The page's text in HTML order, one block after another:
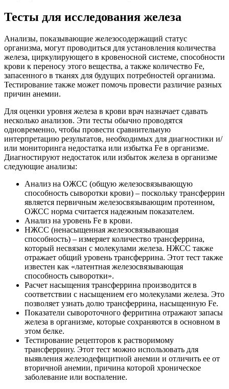
Тесты для исследования железа
Анализы, показывающие железосодержащий статус
организма, могут проводиться для установления количества
железа, циркулирующего в кровеносной системе, способности
крови к переносу этого вещества, а также количество Fe,
запасенного в тканях для будущих потребностей организма.
Тестирование также может помочь провести различие разных
причин анемии.
Для оценки уровня железа в крови врач назначает сдавать
несколько анализов. Эти тесты обычно проводятся
одновременно, чтобы провести сравнительную
интерпретацию результатов, необходимых для диагностики и/
или мониторинга недостатка или избытка Fe в организме.
Диагностируют недостаток или избыток железа в организме
следующие анализы:
Анализ на ОЖСС (общую железосвязывающую
способность сыворотки крови) – поскольку трансферрин
является первичным железосвязывающим протеином,
ОЖСС норма считается надежным показателем.
Анализ на уровень Fe в крови.
НЖСС (ненасыщенная железосвязывающая
способность) – измеряет количество трансферрина,
который несвязан с молекулами железа. НЖСС также
отражает общий уровень трансферрина. Этот тест также
известен как «латентная железосвязывающая
способность сыворотки».
Расчет насыщения трансферрина производится в
соответствии с насыщением его молекулами железа. Это
позволяет узнать долю трансферрина, насыщенную Fe.
Показатели сывороточного ферритина отражают запасы
железа в организме, которые сохраняются в основном в
этом белке.
Тестирование рецепторов к растворимому
трансферрину. Этот тест можно использовать для
выявления железодефицитной анемии и отличить ее от
вторичной анемии, причина которой хроническое
заболевание или воспаление.